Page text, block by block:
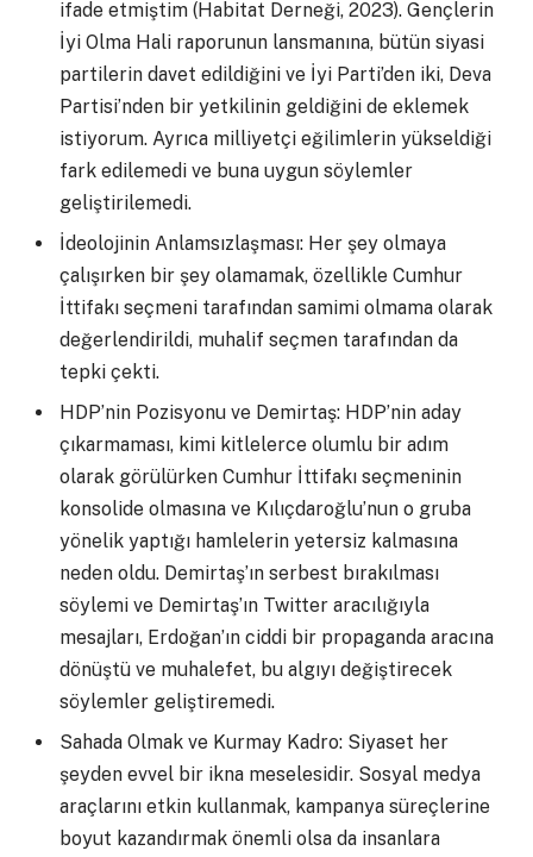
ifade etmiştim (Habitat Derneği, 2023). Gençlerin
İyi Olma Hali raporunun lansmanına, bütün siyasi
partilerin davet edildiğini ve İyi Parti’den iki, Deva
Partisi’nden bir yetkilinin geldiğini de eklemek
istiyorum. Ayrıca milliyetçi eğilimlerin yükseldiği
fark edilemedi ve buna uygun söylemler
geliştirilemedi.
İdeolojinin Anlamsızlaşması: Her şey olmaya
çalışırken bir şey olamamak, özellikle Cumhur
İttifakı seçmeni tarafından samimi olmama olarak
değerlendirildi, muhalif seçmen tarafından da
tepki çekti.
HDP’nin Pozisyonu ve Demirtaş: HDP’nin aday
çıkarmaması, kimi kitlelerce olumlu bir adım
olarak görülürken Cumhur İttifakı seçmeninin
konsolide olmasına ve Kılıçdaroğlu’nun o gruba
yönelik yaptığı hamlelerin yetersiz kalmasına
neden oldu. Demirtaş’ın serbest bırakılması
söylemi ve Demirtaş’ın Twitter aracılığıyla
mesajları, Erdoğan’ın ciddi bir propaganda aracına
dönüştü ve muhalefet, bu algıyı değiştirecek
söylemler geliştiremedi.
Sahada Olmak ve Kurmay Kadro: Siyaset her
şeyden evvel bir ikna meselesidir. Sosyal medya
araçlarını etkin kullanmak, kampanya süreçlerine
boyut kazandırmak önemli olsa da insanlara